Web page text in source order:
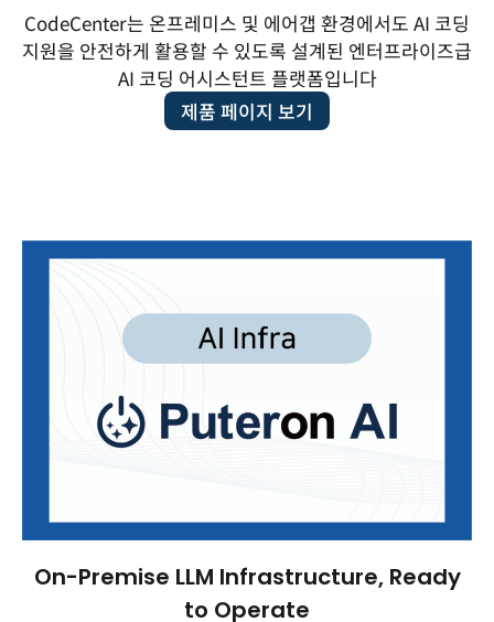
CodeCenter는 온프레미스 및 에어갭 환경에서도 AI 코딩
지원을 안전하게 활용할 수 있도록 설계된 엔터프라이즈급
AI 코딩 어시스턴트 플랫폼입니다
제품 페이지 보기
On-Premise LLM Infrastructure, Ready
to Operate